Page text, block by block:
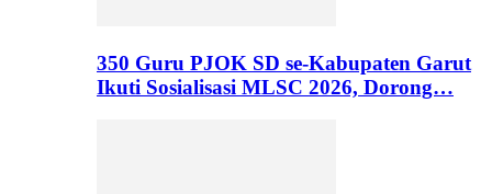
350 Guru PJOK SD se-Kabupaten Garut
Ikuti Sosialisasi MLSC 2026, Dorong…